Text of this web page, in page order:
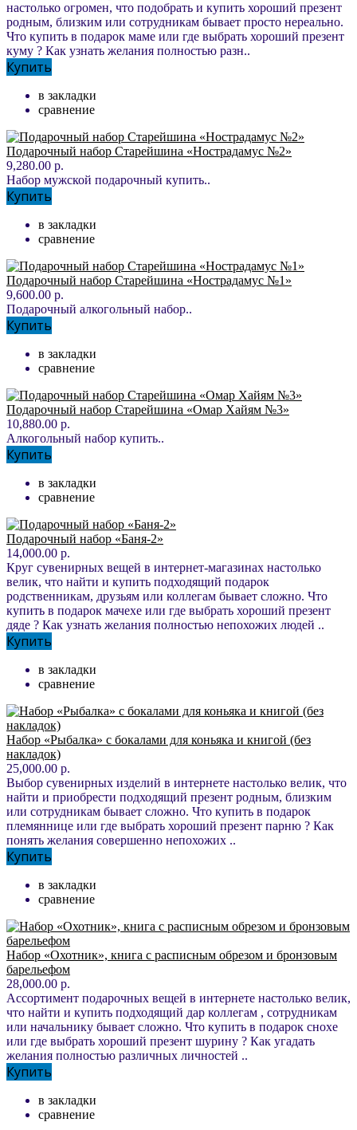
настолько огромен, что подобрать и купить хороший презент
родным, близким или сотрудникам бывает просто нереально.
Что купить в подарок маме или где выбрать хороший презент
куму ? Как узнать желания полностью разн..
Купить
в закладки
сравнение
Подарочный набор Старейшина «Нострадамус №2»
9,280.00 р.
Набор мужской подарочный купить..
Купить
в закладки
сравнение
Подарочный набор Старейшина «Нострадамус №1»
9,600.00 р.
Подарочный алкогольный набор..
Купить
в закладки
сравнение
Подарочный набор Старейшина «Омар Хайям №3»
10,880.00 р.
Алкогольный набор купить..
Купить
в закладки
сравнение
Подарочный набор «Баня-2»
14,000.00 р.
Круг сувенирных вещей в интернет-магазинах настолько
велик, что найти и купить подходящий подарок
родственникам, друзьям или коллегам бывает сложно. Что
купить в подарок мачехе или где выбрать хороший презент
дяде ? Как узнать желания полностью непохожих людей ..
Купить
в закладки
сравнение
Набор «Рыбалка» с бокалами для коньяка и книгой (без
накладок)
25,000.00 р.
Выбор сувенирных изделий в интернете настолько велик, что
найти и приобрести подходящий презент родным, близким
или сотрудникам бывает сложно. Что купить в подарок
племяннице или где выбрать хороший презент парню ? Как
понять желания совершенно непохожих ..
Купить
в закладки
сравнение
Набор «Охотник», книга с расписным обрезом и бронзовым
барельефом
28,000.00 р.
Ассортимент подарочных вещей в интернете настолько велик,
что найти и купить подходящий дар коллегам , сотрудникам
или начальнику бывает сложно. Что купить в подарок снохе
или где выбрать хороший презент шурину ? Как угадать
желания полностью различных личностей ..
Купить
в закладки
сравнение